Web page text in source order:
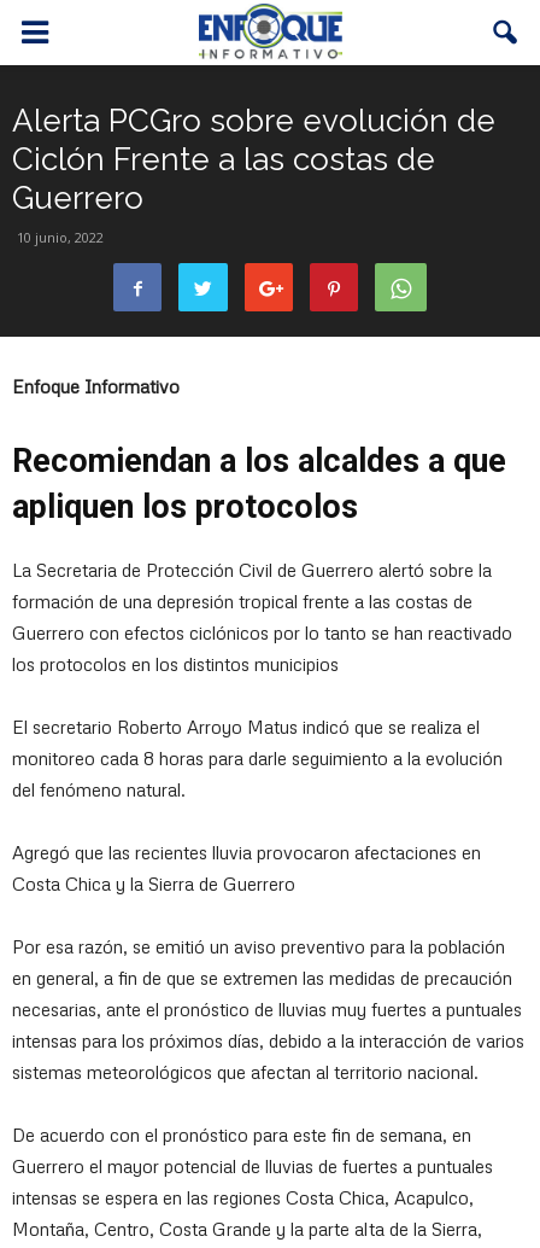
Alerta PCGro sobre evolución de
Ciclón Frente a las costas de
Guerrero
10 junio, 2022
Enfoque Informativo
Recomiendan a los alcaldes a que
apliquen los protocolos
La Secretaria de Protección Civil de Guerrero alertó sobre la
formación de una depresión tropical frente a las costas de
Guerrero con efectos ciclónicos por lo tanto se han reactivado
los protocolos en los distintos municipios
El secretario Roberto Arroyo Matus indicó que se realiza el
monitoreo cada 8 horas para darle seguimiento a la evolución
del fenómeno natural.
Agregó que las recientes lluvia provocaron afectaciones en
Costa Chica y la Sierra de Guerrero
Por esa razón, se emitió un aviso preventivo para la población
en general, a fin de que se extremen las medidas de precaución
necesarias, ante el pronóstico de lluvias muy fuertes a puntuales
intensas para los próximos días, debido a la interacción de varios
sistemas meteorológicos que afectan al territorio nacional.
De acuerdo con el pronóstico para este fin de semana, en
Guerrero el mayor potencial de lluvias de fuertes a puntuales
intensas se espera en las regiones Costa Chica, Acapulco,
Montaña, Centro, Costa Grande y la parte alta de la Sierra,